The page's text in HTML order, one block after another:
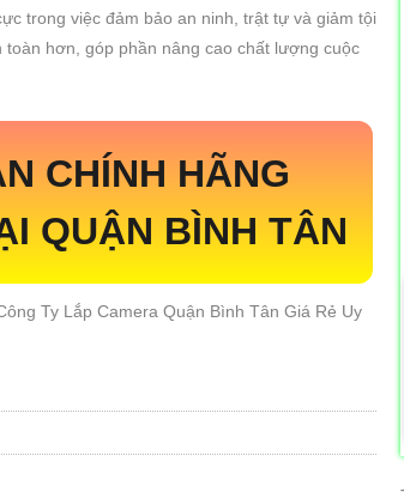
trong việc đảm bảo an ninh, trật tự và giảm tội
hơn, góp phần nâng cao chất lượng cuộc
CHÍNH HÃNG
QUẬN BÌNH TÂN
Ty Lắp Camera Quận Bình Tân Giá Rẻ Uy